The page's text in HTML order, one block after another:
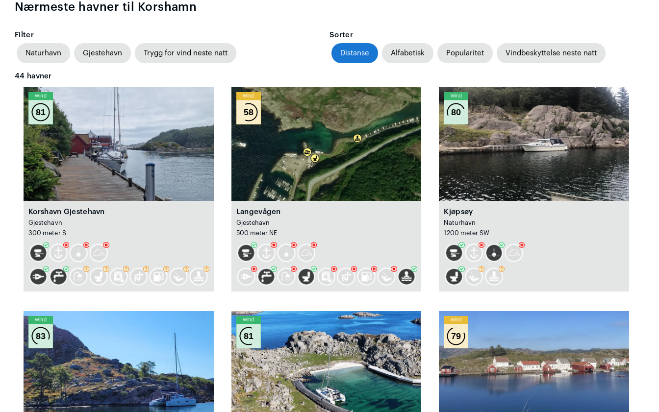
Nærmeste havner til Korshamn
Filter
Naturhavn Gjestehavn Trygg for vind neste natt
Sorter
Distanse Alfabetisk Popularitet Vindbeskyttelse neste natt
44 havner
Wind
81
Korshavn Gjestehavn
Gjestehavn
300 meter S
Wind
58
Langevågen
Gjestehavn
500 meter NE
Wind
80
Kjøpsøy
Naturhavn
1200 meter SW
Wind
83
Wind
81
Wind
79